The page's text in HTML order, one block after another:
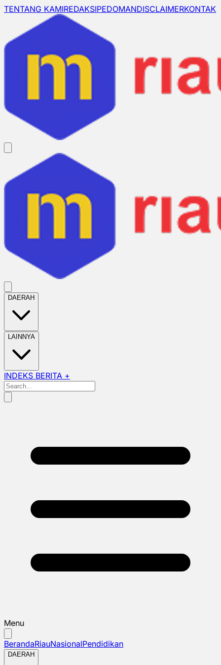
TENTANG KAMIREDAKSIPEDOMANDISCLAIMERKONTAK
DAERAH
LAINNYA
INDEKS BERITA +
Menu
BerandaRiauNasionalPendidikan
DAERAH